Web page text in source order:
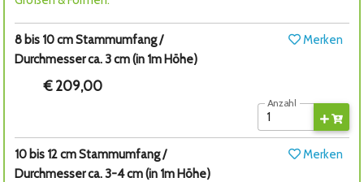
8 bis 10 cm Stammumfang /
Durchmesser ca. 3 cm (in 1m Höhe)
Merken
€ 209,00
Anzahl
10 bis 12 cm Stammumfang /
Durchmesser ca. 3-4 cm (in 1m Höhe)
Merken